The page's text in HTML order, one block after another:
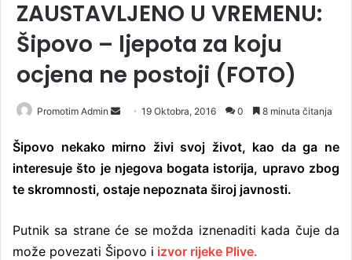
ZAUSTAVLJENO U VREMENU:
Šipovo – ljepota za koju
ocjena ne postoji (FOTO)
Promotim Admin
n
d
a
19 Oktobra, 2016 0 8 minuta čitanja
Šipovo nekako mirno živi svoj život, kao da ga ne
interesuje što je njegova bogata istorija, upravo zbog
te skromnosti, ostaje nepoznata široj javnosti.
Putnik sa strane će se možda iznenaditi kada čuje da
može povezati Šipovo i izvor rijeke Plive.